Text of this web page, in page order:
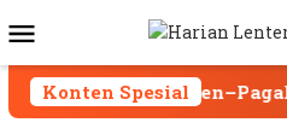
ke
kontenMobile
Konten SpesialJadi Proyek